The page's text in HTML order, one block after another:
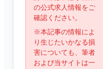
の公式求人情報をご
確認ください。
※本記事の情報によ
り生じたいかなる損
害についても、筆者
および当サイトは一